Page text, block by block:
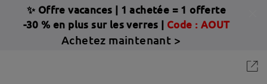
✨ Offre vacances | 1 achetée = 1 offerte
-30 % en plus sur les verres | Code : AOUT
Achetez maintenant >